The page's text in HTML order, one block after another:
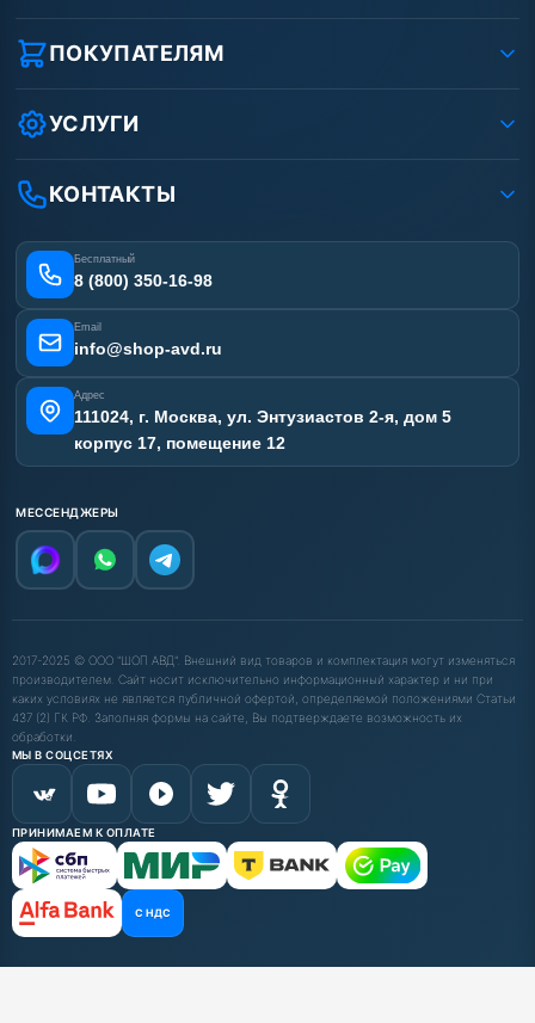
О компании
Реквизиты ООО «Шоп АВД»
Защита данных клиента
Условия соглашения
Вакансии
Статьи
ПОКУПАТЕЛЯМ
Как заказать?
Оплата
Доставка
Лизинг
Получить скидку
УСЛУГИ
Услуги
Аренда АВД
Ремонт АВД
Сертификаты
Наши работы
Карта сайта
КОНТАКТЫ
Бесплатный
8 (800) 350-16-98
Email
info@shop-avd.ru
Адрес
111024, г. Москва, ул. Энтузиастов 2-я, дом 5
корпус 17, помещение 12
МЕССЕНДЖЕРЫ
2017-2025 © ООО "ШОП АВД". Внешний вид товаров и комплектация могут изменяться
производителем. Сайт носит исключительно информационный характер и ни при
каких условиях не является публичной офертой, определяемой положениями Статьи
437 (2) ГК РФ. Заполняя формы на сайте, Вы подтверждаете возможность их
обработки.
МЫ В СОЦСЕТЯХ
ПРИНИМАЕМ К ОПЛАТЕ
С НДС